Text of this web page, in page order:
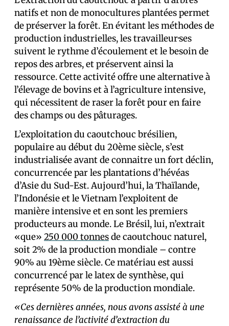
natifs et non de monocultures plantées permet
de préserver la forêt. En évitant les méthodes de
production industrielles, les travailleur·ses
suivent le rythme d’écoulement et le besoin de
repos des arbres, et préservent ainsi la
ressource. Cette activité offre une alternative à
l’élevage de bovins et à l’agriculture intensive,
qui nécessitent de raser la forêt pour en faire
des champs ou des pâturages.
L’exploitation du caoutchouc brésilien,
populaire au début du 20ème siècle, s’est
industrialisée avant de connaitre un fort déclin,
concurrencée par les plantations d’hévéas
d’Asie du Sud-Est. Aujourd’hui, la Thaïlande,
l’Indonésie et le Vietnam l’exploitent de
manière intensive et en sont les premiers
producteurs au monde. Le Brésil, lui, n’extrait
«que» 250 000 tonnesde caoutchouc naturel,
soit 2% de la production mondiale – contre
90% au 19ème siècle. Ce matériau est aussi
concurrencé par le latex de synthèse, qui
représente 50% de la production mondiale.
«Ces dernières années, nous avons assisté à une
renaissance de l’activité d’extraction du